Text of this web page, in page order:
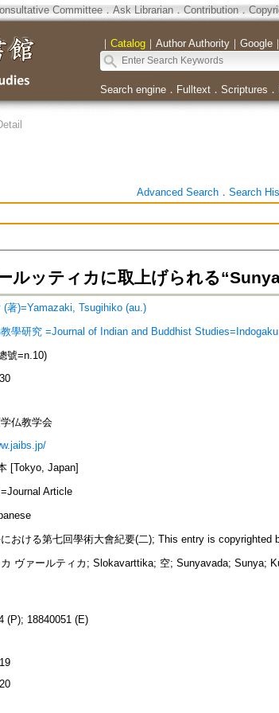
Committee． Ask Librarian． Contribution．
｜ Catalog｜ Author Authority｜ Google｜
Search engine． Fulltext． Scriptures ．
Advanced Search． Search
ルッティカに取上げられる
(著)=Yamazaki, Tsugihiko (au.)
學研究 =Journal of Indian and Buddhist
號=n.10)
仏教学会
[Tokyo, Japan]
Article
おける第七回學術大會紀要(二); This entry is copyrighted
ヴァールティカ; Slokavarttika; 空; Sunyavada; Sunya;
(P); 18840051 (E)